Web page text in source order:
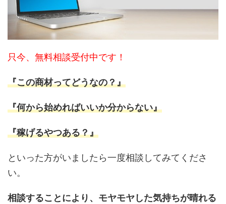
只今、無料相談受付中です！
『この商材ってどうなの？』
『何から始めればいいか分からない』
『稼げるやつある？』
といった方がいましたら一度相談してみてくださ
い。
相談することにより、モヤモヤした気持ちが晴れる